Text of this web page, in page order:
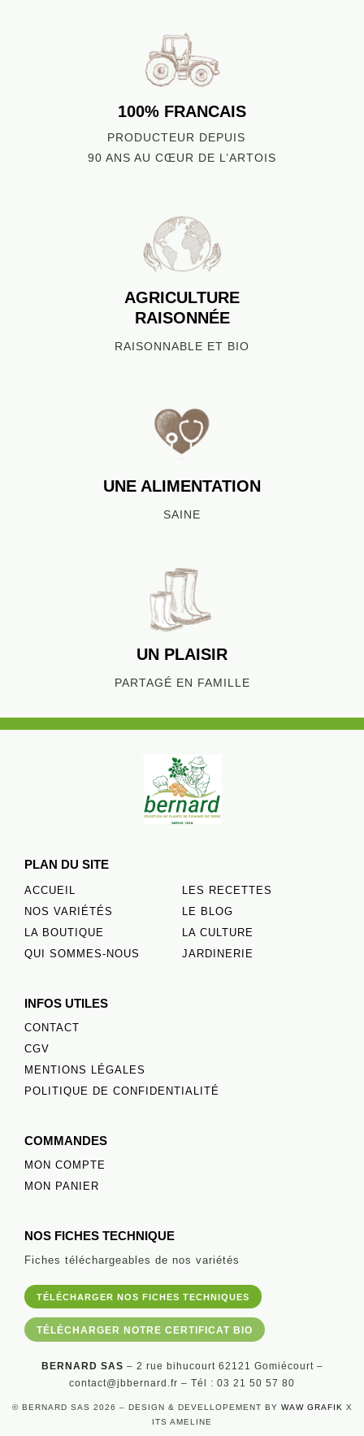
100% FRANCAIS
PRODUCTEUR DEPUIS
90 ANS AU CŒUR DE L’ARTOIS
AGRICULTURE
RAISONNÉE
RAISONNABLE ET BIO
UNE ALIMENTATION
SAINE
UN PLAISIR
PARTAGÉ EN FAMILLE
PLAN DU SITE
ACCUEIL
NOS VARIÉTÉS
LA BOUTIQUE
QUI SOMMES-NOUS
LES RECETTES
LE BLOG
LA CULTURE
JARDINERIE
INFOS UTILES
CONTACT
CGV
MENTIONS LÉGALES
POLITIQUE DE CONFIDENTIALITÉ
COMMANDES
MON COMPTE
MON PANIER
NOS FICHES TECHNIQUE
Fiches téléchargeables de nos variétés
TÉLÉCHARGER NOS FICHES TECHNIQUES
TÉLÉCHARGER NOTRE CERTIFICAT BIO
BERNARD SAS – 2 rue bihucourt 62121 Gomiécourt –
contact@jbbernard.fr – Tél : 03 21 50 57 80
© BERNARD SAS 2026 – DESIGN & DEVELLOPEMENT BY WAW GRAFIK X
ITS AMELINE